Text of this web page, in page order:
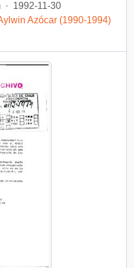
· 1992-11-30
Azócar (1990-1994)